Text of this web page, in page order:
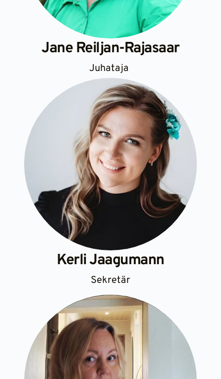
Jane Reiljan-Rajasaar
Juhataja
Kerli Jaagumann
Sekretär